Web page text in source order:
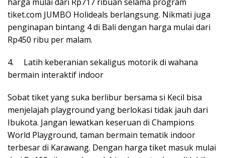
tiket.com JUMBO Holideals berlangsung. Nikmati juga
penginapan bintang 4 di Bali dengan harga mulai dari
Rp450 ribu per malam.
4. Latih keberanian sekaligus motorik di wahana
bermain interaktif indoor
Sobat tiket yang suka berlibur bersama si Kecil bisa
menjelajah playground yang berlokasi tidak jauh dari
Ibukota. Jangan lewatkan keseruan di Champions
World Playground, taman bermain tematik indoor
terbesar di Karawang. Dengan harga tiket masuk mulai